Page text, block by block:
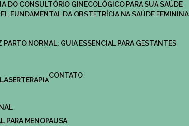
DO CONSULTÓRIO GINECOLÓGICO PARA SUA SAÚDE
FUNDAMENTAL DA OBSTETRÍCIA NA SAÚDE FEMININA
PARTO NORMAL: GUIA ESSENCIAL PARA GESTANTES
LASERTERAPIA
CONTATO
PARA MENOPAUSA